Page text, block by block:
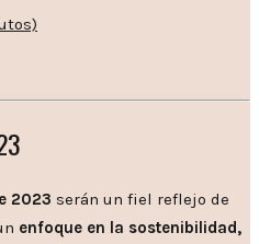
2023 serán un fiel reflejo de
enfoque en la sostenibilidad,